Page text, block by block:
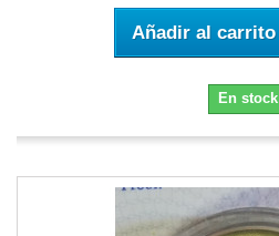
Añadir al carrito
En stock